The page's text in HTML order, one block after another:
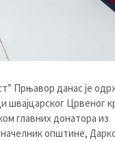
Прњавор данас је
швајцарског Црвеног
главних донатора из
општине,